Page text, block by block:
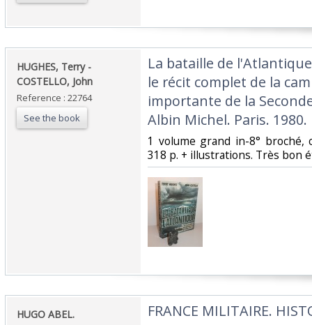
‎HUGHES, Terry -
COSTELLO, John‎
Reference : 22764
See the book
‎La bataille de
le récit complet de la
importante de la
Albin Michel. Paris. 1980.‎
‎1 volume grand in-8° broché,
318 p. + illustrations. Très bon
‎HUGO ABEL.‎
‎FRANCE MILITAIRE.